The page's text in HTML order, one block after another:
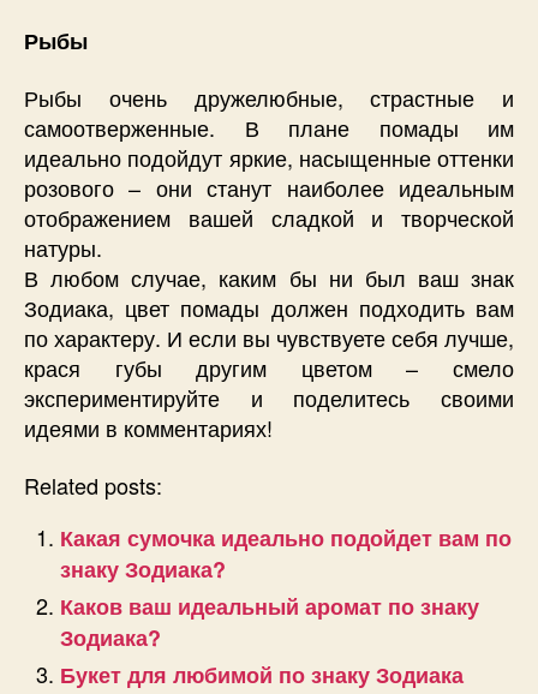
Рыбы
Рыбы очень дружелюбные, страстные и
самоотверженные. В плане помады им
идеально подойдут яркие, насыщенные оттенки
розового – они станут наиболее идеальным
отображением вашей сладкой и творческой
натуры.
В любом случае, каким бы ни был ваш знак
Зодиака, цвет помады должен подходить вам
по характеру. И если вы чувствуете себя лучше,
крася губы другим цветом – смело
экспериментируйте и поделитесь своими
идеями в комментариях!
Related posts:
Какая сумочка идеально подойдет вам по
знаку Зодиака?
Каков ваш идеальный аромат по знаку
Зодиака?
Букет для любимой по знаку Зодиака